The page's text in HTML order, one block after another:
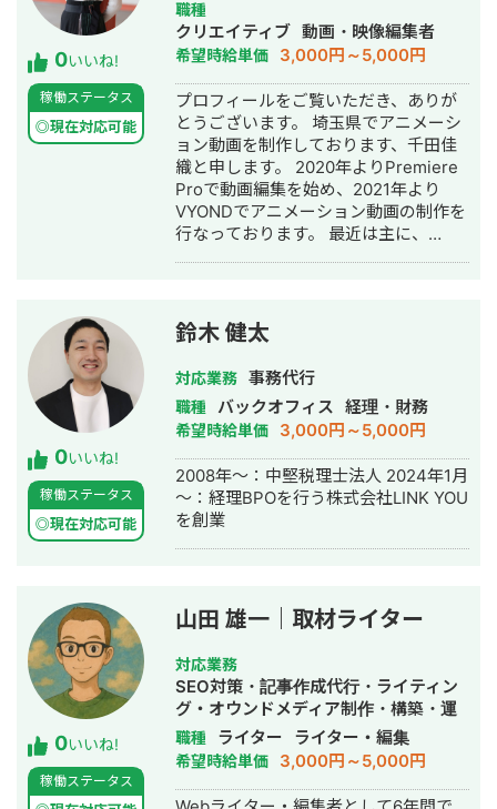
いです。
0いいね!
稼働ステータス
◎現在対応可能
職種
クリエイティブ 動画・映像編集者
希望時給単価 3,000円～5,000円
プロフィールをご覧いただき、ありが
とうございます。 埼玉県でアニメーシ
ョン動画を制作しております、千田佳
織と申します。 2020年よりPremiere
Proで動画編集を始め、2021年より
VYONDでアニメーション動画の制作を
行なっております。 最近は主に、
おります。 気持ちのいいコミュニケー
ションがあってこそのお取引だと思っ
ています。 どうぞよろしくお願いいた
します。
0いいね!
稼働ステータス
◎現在対応可能
鈴木 健太
対応業務 事務代行
職種 バックオフィス 経理・財務
希望時給単価 3,000円～5,000円
2008年～：中堅税理士法人 2024年1月
～：経理BPOを行う株式会社LINK YOU
を創業
0いいね!
稼働ステータス
山田 雄一｜取材ライター
対応業務
SEO対策・記事作成代行・ライティン
グ・オウンドメディア制作・構築・運
用代行・AI活用
職種 ライター ライター・編集
希望時給単価 3,000円～5,000円